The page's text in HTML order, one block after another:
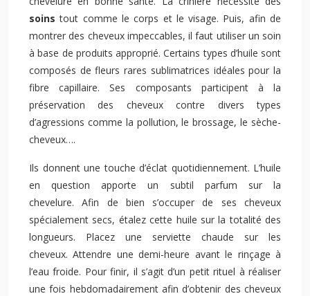
soins tout comme le corps et le visage. Puis, afin de
montrer des cheveux impeccables, il faut utiliser un soin
à base de produits approprié. Certains types d’huile sont
composés de fleurs rares sublimatrices idéales pour la
fibre capillaire. Ses composants participent à la
préservation des cheveux contre divers types
d’agressions comme la pollution, le brossage, le sèche-
cheveux….
Ils donnent une touche d’éclat quotidiennement. L’huile
en question apporte un subtil parfum sur la
chevelure. Afin de bien s’occuper de ses cheveux
spécialement secs, étalez cette huile sur la totalité des
longueurs. Placez une serviette chaude sur les
cheveux. Attendre une demi-heure avant le rinçage à
l’eau froide. Pour finir, il s’agit d’un petit rituel à réaliser
une fois hebdomadairement afin d’obtenir des cheveux